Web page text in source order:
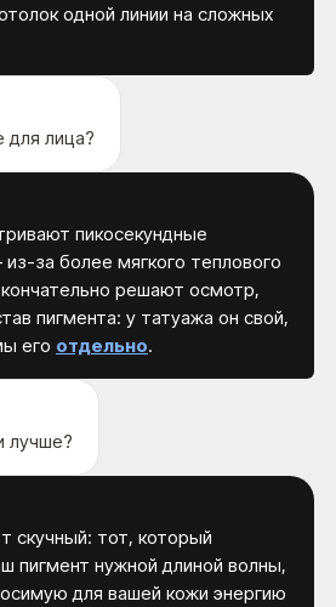
одной линии на сложных
для лица?
пикосекундные
за более мягкого теплового
решают осмотр,
пигмента: у татуажа он свой,
его отдельно.
лучше?
скучный: тот, который
пигмент нужной длиной волны,
для вашей кожи энергию